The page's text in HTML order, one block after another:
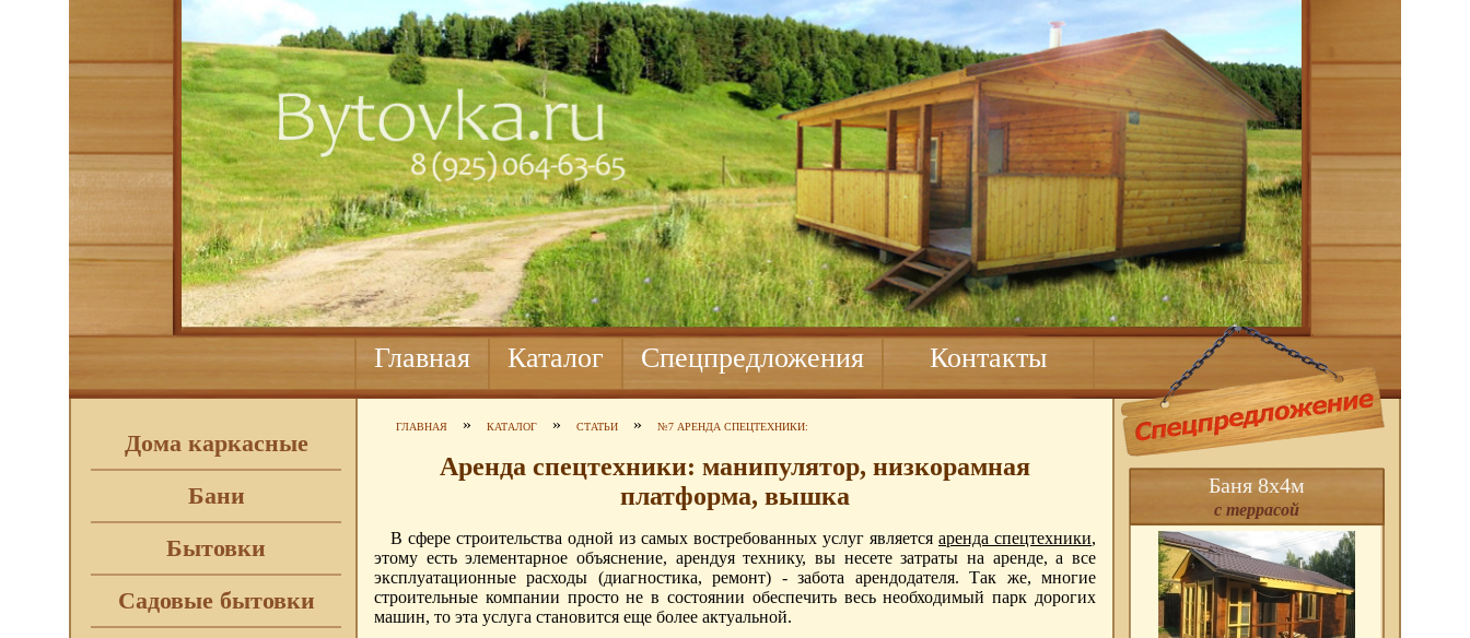
Главная Каталог Спецпредложения Контакты
Дома каркасные
Бани
Бытовки
Садовые бытовки
ГЛАВНАЯ » КАТАЛОГ » СТАТЬИ » №7 АРЕНДА СПЕЦТЕХНИКИ:
Аренда спецтехники: манипулятор, низкорамная
платформа, вышка
В сфере строительства одной из самых востребованных услуг является аренда спецтехники,
этому есть элементарное объяснение, арендуя технику, вы несете затраты на аренде, а все
эксплуатационные расходы (диагностика, ремонт) - забота арендодателя. Так же, многие
строительные компании просто не в состоянии обеспечить весь необходимый парк дорогих
машин, то эта услуга становится еще более актуальной.
Баня 8х4м
с террасой